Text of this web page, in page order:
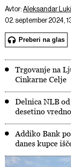
Avtor:Aleksandar
02. september 2024,
Preberi na glas
Trgovanje na
Cinkarne Celje
Delnica NLB
desetino
Addiko Bank
danes kupce